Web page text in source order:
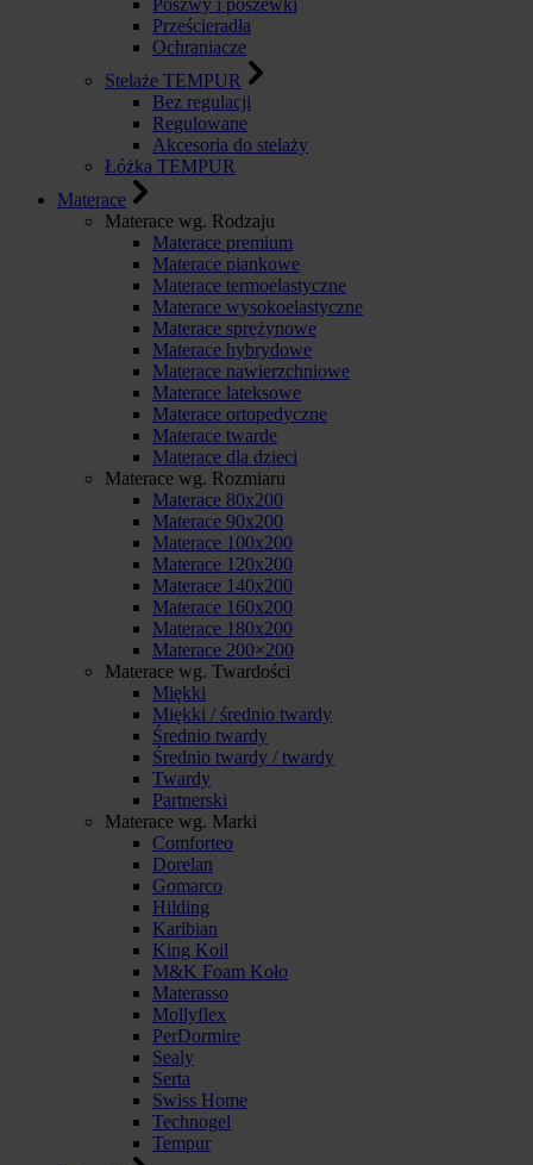
Poszwy i poszewki
Prześcieradła
Ochraniacze
Stelaże TEMPUR
Bez regulacji
Regulowane
Akcesoria do stelaży
Łóżka TEMPUR
Materace
Materace wg. Rodzaju
Materace premium
Materace piankowe
Materace termoelastyczne
Materace wysokoelastyczne
Materace sprężynowe
Materace hybrydowe
Materace nawierzchniowe
Materace lateksowe
Materace ortopedyczne
Materace twarde
Materace dla dzieci
Materace wg. Rozmiaru
Materace 80x200
Materace 90x200
Materace 100x200
Materace 120x200
Materace 140x200
Materace 160x200
Materace 180x200
Materace 200×200
Materace wg. Twardości
Miękki
Miękki / średnio twardy
Średnio twardy
Średnio twardy / twardy
Twardy
Partnerski
Materace wg. Marki
Comforteo
Dorelan
Gomarco
Hilding
Karibian
King Koil
M&K Foam Koło
Materasso
Mollyflex
PerDormire
Sealy
Serta
Swiss Home
Technogel
Tempur